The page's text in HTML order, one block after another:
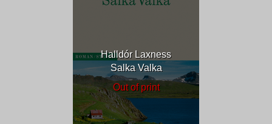
Halldór Laxness
Salka Valka
Out of print